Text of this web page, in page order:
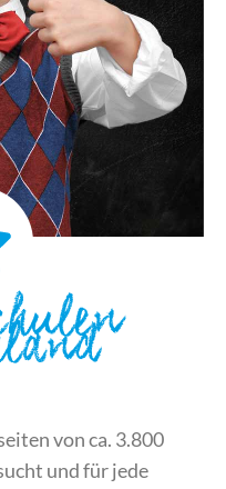
von ca. 3.800
und für jede